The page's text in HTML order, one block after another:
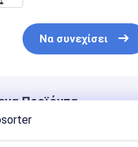
Να συνεχίσει
Προϊόντα